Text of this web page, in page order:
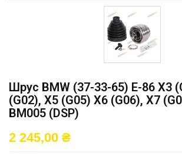
Шрус BMW (37-33-65) E-86 X3
(G02), X5 (G05) X6 (G06), X7
BM005 (DSP)
2 245,00 ₴